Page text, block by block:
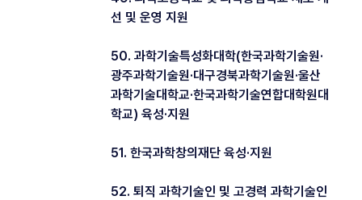
선 및 운영 지원
50. 과학기술특성화대학(한국과학기술원·
광주과학기술원·대구경북과학기술원·울산
과학기술대학교·한국과학기술연합대학원대
학교) 육성·지원
51. 한국과학창의재단 육성·지원
52. 퇴직 과학기술인 및 고경력 과학기술인